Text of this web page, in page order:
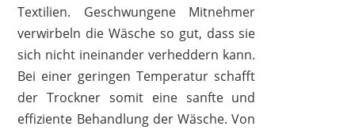
Textilien. Geschwungene Mitnehmer
verwirbeln die Wäsche so gut, dass sie
sich nicht ineinander verheddern kann.
Bei einer geringen Temperatur schafft
der Trockner somit eine sanfte und
effiziente Behandlung der Wäsche. Von